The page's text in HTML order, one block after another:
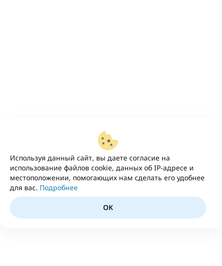
Используя данный сайт, вы даете согласие на
использование файлов cookie, данных об IP-адресе и
местоположении, помогающих нам сделать его удобнее
для вас. Подробнее
OK